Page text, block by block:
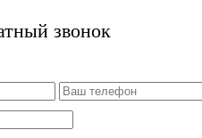
звонок